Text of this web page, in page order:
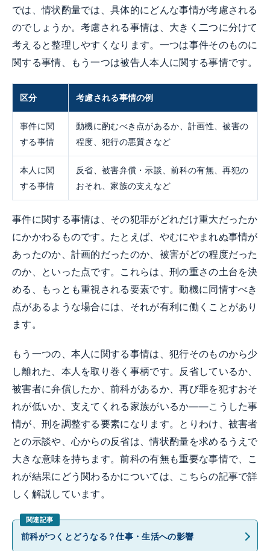
では、情状酌量では、具体的にどんな事情が考慮される
のでしょうか。考慮される事情は、大きく二つに分けて
考えると整理しやすくなります。一つは事件そのものに
関する事情、もう一つは被告人本人に関する事情です。
区分 考慮される事情の例
事件に関
する事情
動機に酌むべき点があるか、計画性、被害の
程度、犯行の悪質さなど
本人に関
する事情
反省、被害弁償・示談、前科の有無、再犯の
おそれ、家族の支えなど
事件に関する事情は、その犯罪がどれだけ重大だったか
にかかわるものです。たとえば、やむにやまれぬ事情が
あったのか、計画的だったのか、被害がどの程度だった
のか、といった点です。これらは、刑の重さの土台を決
める、もっとも重視される要素です。動機に同情すべき
点があるような場合には、それが有利に働くことがあり
ます。
もう一つの、本人に関する事情は、犯行そのものから少
し離れた、本人を取り巻く事柄です。反省しているか、
被害者に弁償したか、前科があるか、再び罪を犯すおそ
れが低いか、支えてくれる家族がいるか——こうした事
情が、刑を調整する要素になります。とりわけ、被害者
との示談や、心からの反省は、情状酌量を求めるうえで
大きな意味を持ちます。前科の有無も重要な事情で、こ
れが結果にどう関わるかについては、こちらの記事で詳
しく解説しています。
前科がつくとどうなる？仕事・生活への影響